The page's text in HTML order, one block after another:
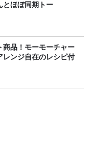
とほぼ同期トー
商品！モーモーチャー
レンジ自在のレシピ付